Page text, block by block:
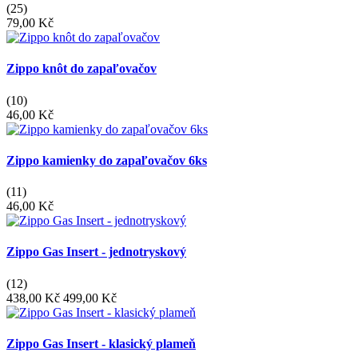
(25)
79,00 Kč
Zippo knôt do zapaľovačov
(10)
46,00 Kč
Zippo kamienky do zapaľovačov 6ks
(11)
46,00 Kč
Zippo Gas Insert - jednotryskový
(12)
438,00 Kč 499,00 Kč
Zippo Gas Insert - klasický plameň